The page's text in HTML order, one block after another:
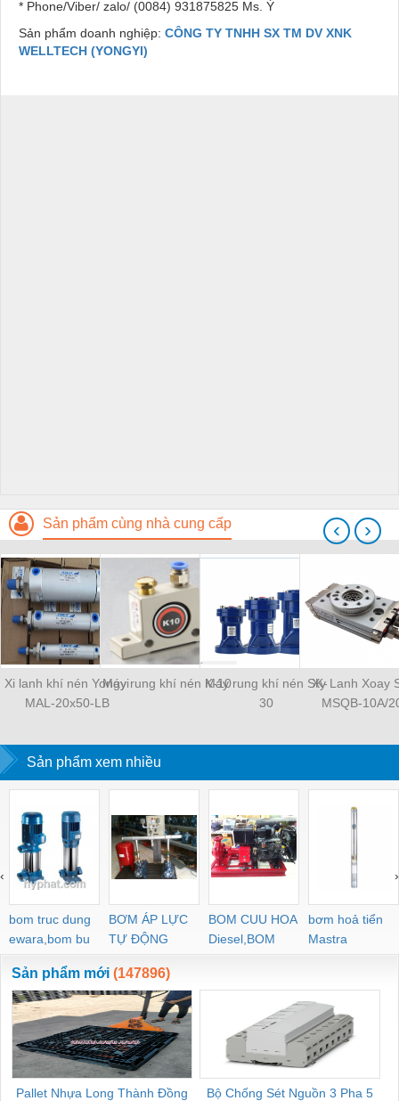
* Phone/Viber/ zalo/ (0084) 931875825 Ms. Ý
Sản phẩm doanh nghiệp: CÔNG TY TNHH SX TM DV XNK
WELLTECH (YONGYI)
Sản phẩm cùng nhà cung cấp
Xi lanh khí nén Yongyi
MAL-20x50-LB
Máy rung khí nén K-10Máy rung khí nén SK-
30
Xy Lanh Xoay
MSQB-10A/
‹ ›
Sản phẩm xem nhiều
bom truc dung
ewara,bom bu
ewara
BƠM ÁP LỰC
TỰ ĐỘNG
BOM CUU HOA
Diesel,BOM
CHUA CHAY
bơm hoả tiển
Mastra
‹ ›
Sản phẩm mới (147896)
Pallet Nhựa Long Thành Đồng
Bộ Chống Sét Nguồn 3 Pha 5